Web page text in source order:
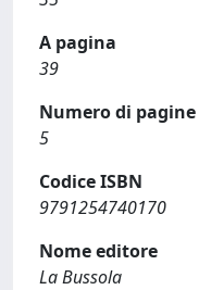
A pagina
39
Numero di pagine
5
Codice ISBN
9791254740170
Nome editore
La Bussola